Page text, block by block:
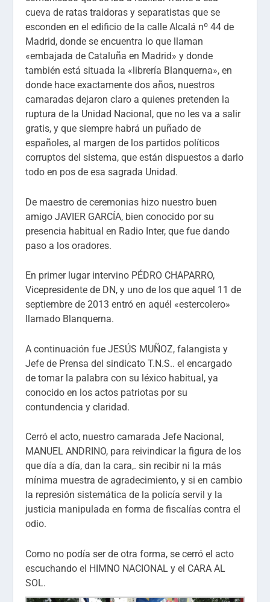
cueva de ratas traidoras y separatistas que se
esconden en el edificio de la calle Alcalá nº 44 de
Madrid, donde se encuentra lo que llaman
«embajada de Cataluña en Madrid» y donde
también está situada la «librería Blanquerna», en
donde hace exactamente dos años, nuestros
camaradas dejaron claro a quienes pretenden la
ruptura de la Unidad Nacional, que no les va a salir
gratis, y que siempre habrá un puñado de
españoles, al margen de los partidos políticos
corruptos del sistema, que están dispuestos a darlo
todo en pos de esa sagrada Unidad.
De maestro de ceremonias hizo nuestro buen
amigo JAVIER GARCÍA, bien conocido por su
presencia habitual en Radio Inter, que fue dando
paso a los oradores.
En primer lugar intervino PÉDRO CHAPARRO,
Vicepresidente de DN, y uno de los que aquel 11 de
septiembre de 2013 entró en aquél «estercolero»
llamado Blanquerna.
A continuación fue JESÚS MUÑOZ, falangista y
Jefe de Prensa del sindicato T.N.S.. el encargado
de tomar la palabra con su léxico habitual, ya
conocido en los actos patriotas por su
contundencia y claridad.
Cerró el acto, nuestro camarada Jefe Nacional,
MANUEL ANDRINO, para reivindicar la figura de los
que día a día, dan la cara,. sin recibir ni la más
mínima muestra de agradecimiento, y si en cambio
la represión sistemática de la policía servil y la
justicia manipulada en forma de fiscalías contra el
odio.
Como no podía ser de otra forma, se cerró el acto
escuchando el HIMNO NACIONAL y el CARA AL
SOL.